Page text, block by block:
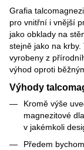
Grafia
pro vnitřní i vnější
jako obklady na
stejně jako na krby.
vyrobeny z
výhod oproti
Výhody
Kromě výše
magnezitové
v jakémkoli
Předem